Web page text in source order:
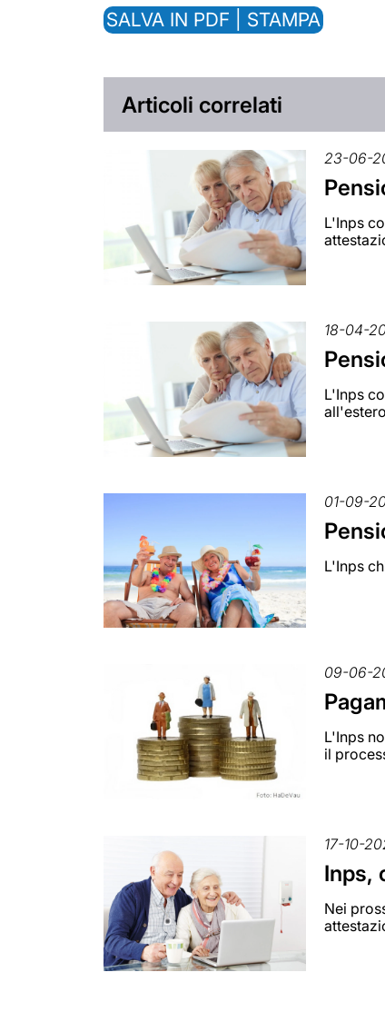
SALVA IN PDF | STAMPA
Articoli correlati
23-06-
L'Inps
18-04-
L'Inps
all'estero
01-09-
L'Inps
09-06-
L'Inps
il
17-10-
Inps,
Nei